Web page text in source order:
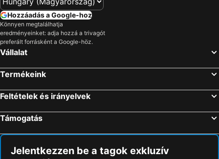
Marina d' Angra
Hozzáadás a Google-hoz
Könnyen megtalálhatja
eredményeinket: adja hozzá a trivagót
preferált forrásként a Google-höz.
Vállalat
Termékeink
Feltételek és irányelvek
Támogatás
Jelentkezzen be a tagok exkluzív